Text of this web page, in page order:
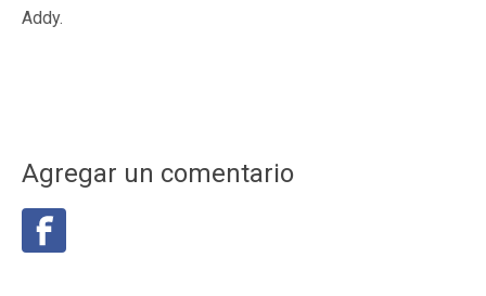
Addy.
Agregar un comentario